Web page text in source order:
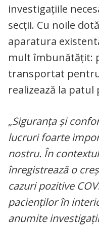
investigaţiile
secţii. Cu noile
aparatura
mult îmbunătățit:
transportat pentru
realizează la patul
„Siguranţa şi
lucruri foarte
nostru. În
înregistrează o
cazuri pozitive
pacienţilor în
anumite